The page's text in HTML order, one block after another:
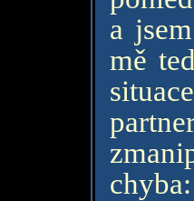
a
mě
chyba: